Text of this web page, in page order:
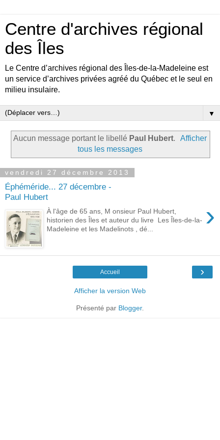
Centre d'archives régional
des Îles
Le Centre d’archives régional des Îles-de-la-Madeleine est
un service d’archives privées agréé du Québec et le seul en
milieu insulaire.
▼
Aucun message portant le libellé Paul Hubert.
Afficher
tous les messages
vendredi 27 décembre 2013
Éphéméride... 27 décembre -
Paul Hubert
›
À l'âge de 65 ans, M onsieur Paul Hubert,
historien des Îles et auteur du livre Les Îles-de-la-
Madeleine et les Madelinots , dé...
›
Accueil
Afficher la version Web
Présenté par Blogger.